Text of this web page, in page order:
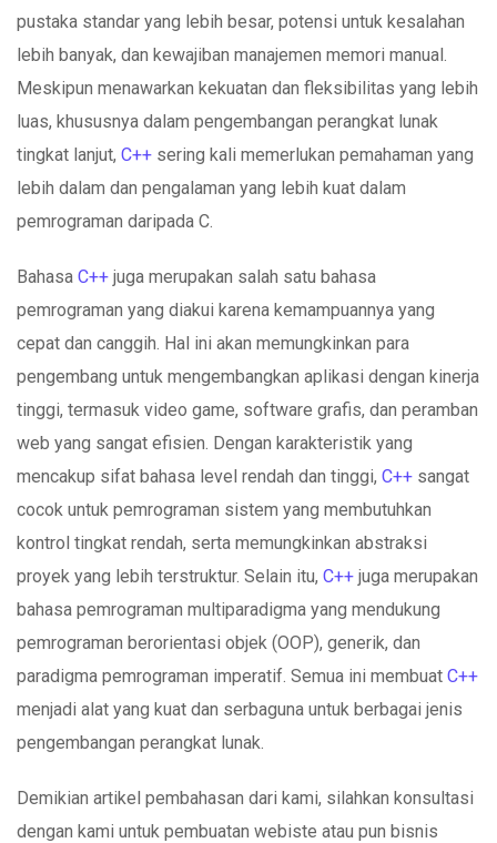
pustaka standar yang lebih besar, potensi untuk kesalahan
lebih banyak, dan kewajiban manajemen memori manual.
Meskipun menawarkan kekuatan dan fleksibilitas yang lebih
luas, khususnya dalam pengembangan perangkat lunak
tingkat lanjut, C++ sering kali memerlukan pemahaman yang
lebih dalam dan pengalaman yang lebih kuat dalam
pemrograman daripada C.
Bahasa C++ juga merupakan salah satu bahasa
pemrograman yang diakui karena kemampuannya yang
cepat dan canggih. Hal ini akan memungkinkan para
pengembang untuk mengembangkan aplikasi dengan kinerja
tinggi, termasuk video game, software grafis, dan peramban
web yang sangat efisien. Dengan karakteristik yang
mencakup sifat bahasa level rendah dan tinggi, C++ sangat
cocok untuk pemrograman sistem yang membutuhkan
kontrol tingkat rendah, serta memungkinkan abstraksi
proyek yang lebih terstruktur. Selain itu, C++ juga merupakan
bahasa pemrograman multiparadigma yang mendukung
pemrograman berorientasi objek (OOP), generik, dan
paradigma pemrograman imperatif. Semua ini membuat C++
menjadi alat yang kuat dan serbaguna untuk berbagai jenis
pengembangan perangkat lunak.
Demikian artikel pembahasan dari kami, silahkan konsultasi
dengan kami untuk pembuatan webiste atau pun bisnis